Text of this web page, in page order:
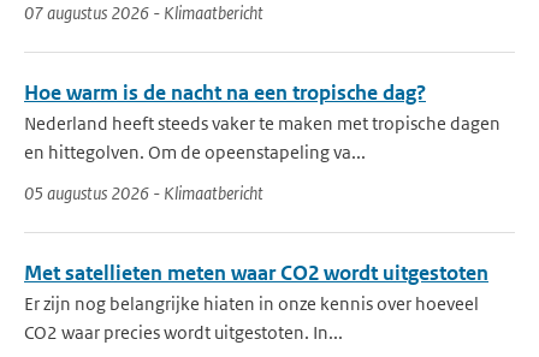
07 augustus 2026 - Klimaatbericht
Hoe warm is de nacht na een tropische dag?
Nederland heeft steeds vaker te maken met tropische dagen
en hittegolven. Om de opeenstapeling va...
05 augustus 2026 - Klimaatbericht
Met satellieten meten waar CO2 wordt uitgestoten
Er zijn nog belangrijke hiaten in onze kennis over hoeveel
CO2 waar precies wordt uitgestoten. In...